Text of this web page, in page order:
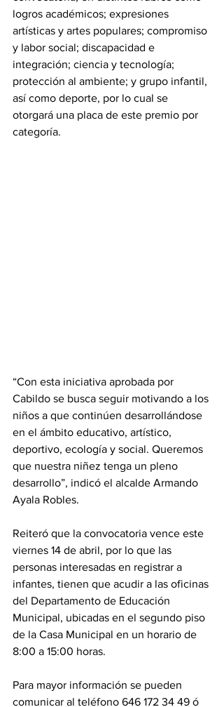
logros académicos; expresiones
artísticas y artes populares; compromiso
y labor social; discapacidad e
integración; ciencia y tecnología;
protección al ambiente; y grupo infantil,
así como deporte, por lo cual se
otorgará una placa de este premio por
categoría.
“Con esta iniciativa aprobada por
Cabildo se busca seguir motivando a los
niños a que continúen desarrollándose
en el ámbito educativo, artístico,
deportivo, ecología y social. Queremos
que nuestra niñez tenga un pleno
desarrollo”, indicó el alcalde Armando
Ayala Robles.
Reiteró que la convocatoria vence este
viernes 14 de abril, por lo que las
personas interesadas en registrar a
infantes, tienen que acudir a las oficinas
del Departamento de Educación
Municipal, ubicadas en el segundo piso
de la Casa Municipal en un horario de
8:00 a 15:00 horas.
Para mayor información se pueden
comunicar al teléfono 646 172 34 49 ó